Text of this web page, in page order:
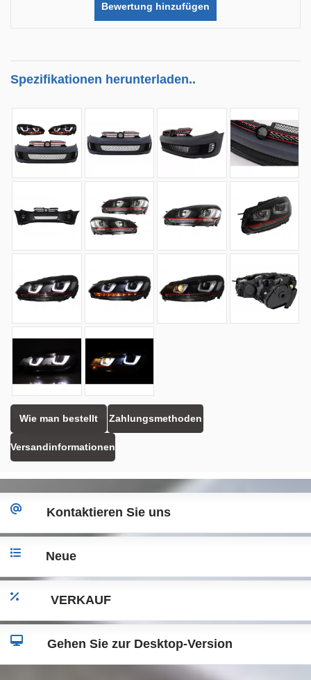
Bewertung hinzufügen
Spezifikationen herunterladen..
Wie man bestellt Zahlungsmethoden
Versandinformationen
Kontaktieren Sie uns
Neue
VERKAUF
Gehen Sie zur Desktop-Version